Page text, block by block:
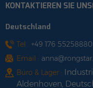
KONTAKTIEREN SIE
Deutschland
Tel : +49 176 55258880
Email :
Büro & Lager :
Aldenhoven,